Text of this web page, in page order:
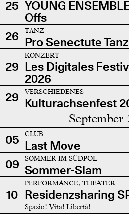
25 YOUNG
Offs
26
TANZ
Pro Senectute
29
KONZERT
Les Digitales
2026
29 VERSCHIEDENES
Kulturachsenfest
September
05 CLUB
Last Move
09
SOMMER IM SÜDPOL
Sommer-Slam
10
PERFORMANCE, THEATER
Residenzsharing
Spazio! Vita! Libertà!